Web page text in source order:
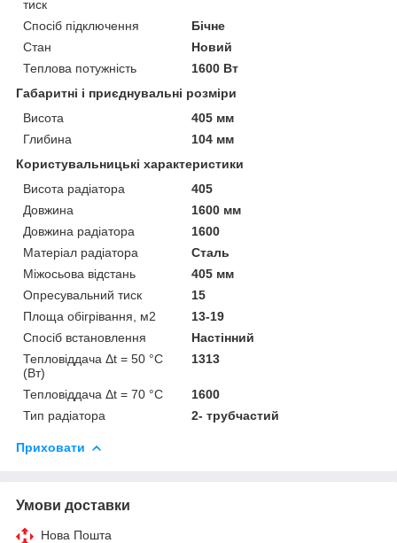
тиск
Спосіб підключення
Бічне
Стан
Новий
Теплова потужність
1600 Вт
Габаритні і приєднувальні розміри
Висота
405 мм
Глибина
104 мм
Користувальницькі характеристики
Висота радіатора
405
Довжина
1600 мм
Довжина радіатора
1600
Матеріал радіатора
Сталь
Міжосьова відстань
405 мм
Опресувальний тиск
15
Площа обігрівання, м2
13-19
Спосіб встановлення
Настінний
Тепловіддача Δt = 50 °C
(Вт)
1313
Тепловіддача Δt = 70 °C
1600
Тип радіатора
2- трубчастий
Приховати
Умови доставки
Нова Пошта